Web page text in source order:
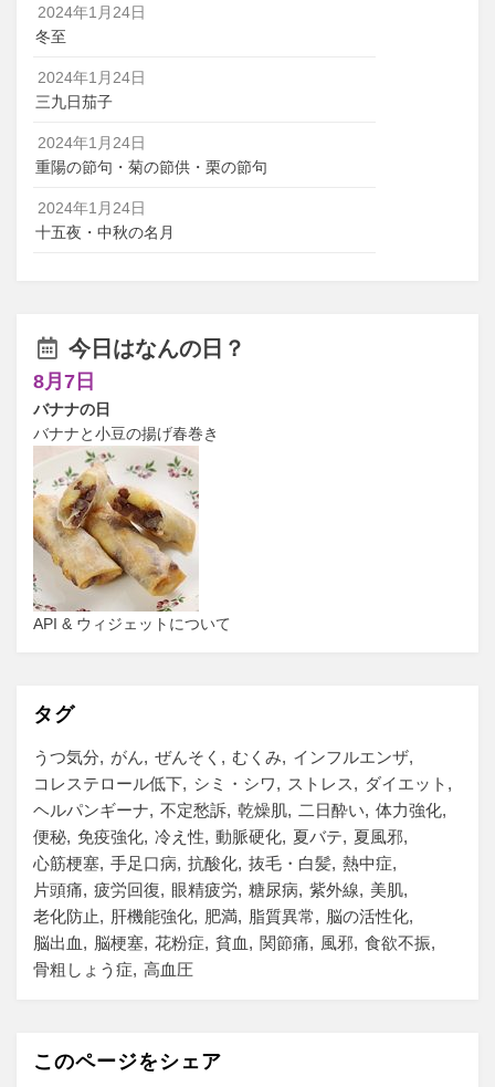
2024年1月24日
冬至
2024年1月24日
三九日茄子
2024年1月24日
重陽の節句・菊の節供・栗の節句
2024年1月24日
十五夜・中秋の名月
今日はなんの日？
8月7日
バナナの日
バナナと小豆の揚げ春巻き
API & ウィジェットについて
タグ
うつ気分 がん ぜんそく むくみ
インフルエンザ
コレステロール低下
シミ・シワ ストレス
ダイエット
ヘルパンギーナ
不定愁訴 乾燥肌 二日酔い
体力強化
便秘 免疫強化 冷え性 動脈硬化 夏バテ
夏風邪
心筋梗塞 手足口病 抗酸化 抜毛・白髪 熱中症
片頭痛
疲労回復 眼精疲労 糖尿病 紫外線
美肌
老化防止
肝機能強化 肥満 脂質異常
脳の活性化
脳出血
脳梗塞 花粉症 貧血 関節痛 風邪 食欲不振
骨粗しょう症
高血圧
このページをシェア